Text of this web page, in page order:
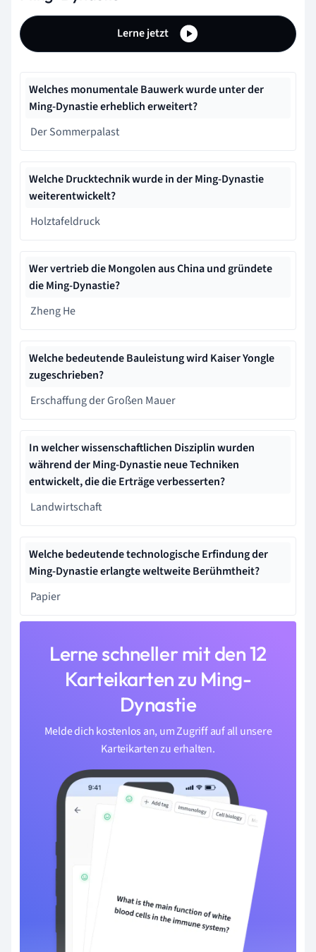
Lerne jetzt
Welches monumentale Bauwerk wurde unter der
Ming-Dynastie erheblich erweitert?
Der Sommerpalast
Welche Drucktechnik wurde in der Ming-Dynastie
weiterentwickelt?
Holztafeldruck
Wer vertrieb die Mongolen aus China und gründete
die Ming-Dynastie?
Zheng He
Welche bedeutende Bauleistung wird Kaiser Yongle
zugeschrieben?
Erschaffung der Großen Mauer
In welcher wissenschaftlichen Disziplin wurden
während der Ming-Dynastie neue Techniken
entwickelt, die die Erträge verbesserten?
Landwirtschaft
Welche bedeutende technologische Erfindung der
Ming-Dynastie erlangte weltweite Berühmtheit?
Papier
Lerne schneller mit den 12
Karteikarten zu Ming-
Dynastie
Melde dich kostenlos an, um Zugriff auf all unsere
Karteikarten zu erhalten.